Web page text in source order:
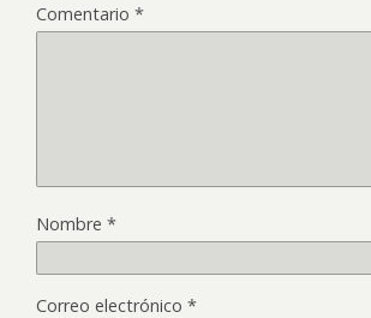
Comentario *
Nombre *
Correo electrónico *